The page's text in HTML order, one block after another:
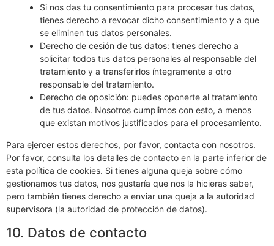
Si nos das tu consentimiento para procesar tus datos,
tienes derecho a revocar dicho consentimiento y a que
se eliminen tus datos personales.
Derecho de cesión de tus datos: tienes derecho a
solicitar todos tus datos personales al responsable del
tratamiento y a transferirlos íntegramente a otro
responsable del tratamiento.
Derecho de oposición: puedes oponerte al tratamiento
de tus datos. Nosotros cumplimos con esto, a menos
que existan motivos justificados para el procesamiento.
Para ejercer estos derechos, por favor, contacta con nosotros.
Por favor, consulta los detalles de contacto en la parte inferior de
esta política de cookies. Si tienes alguna queja sobre cómo
gestionamos tus datos, nos gustaría que nos la hicieras saber,
pero también tienes derecho a enviar una queja a la autoridad
supervisora (la autoridad de protección de datos).
10. Datos de contacto